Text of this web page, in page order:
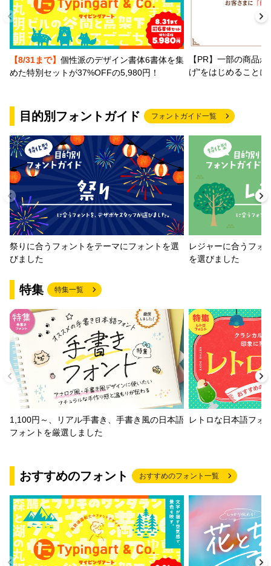
【8/31まで】 個性派のデザイン書体6書体を集
めた特別セットが37%OFFの5,980円！
【PR】一部の商品
げ"をはじめること
目的別フォントガイド フォントガイド一覧
祭りに合うフォントをテーマにフォントを選
びました
レジャーに合うフォ
を選びました
特集 特集一覧
1,100円～、リアル手書き、手書き風の日本語
フォントを厳選しました
レトロな日本語フォ
おすすめのフォント おすすめのフォント一覧